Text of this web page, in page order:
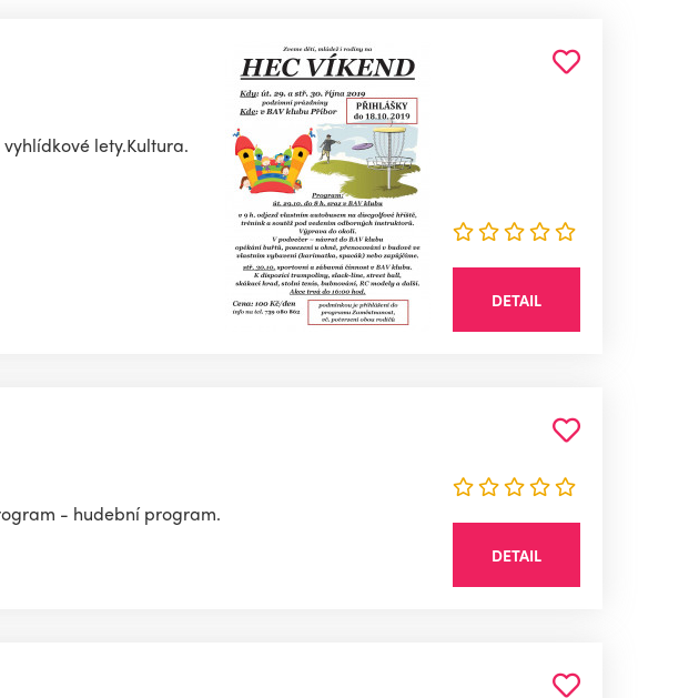
lety.Kultura.
DETAIL
- hudební program.
DETAIL